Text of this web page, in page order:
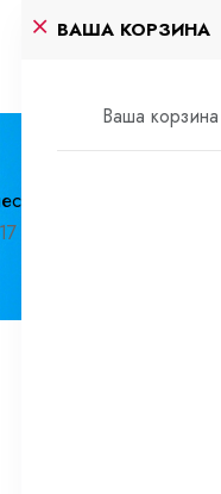
ВАША КОРЗИНА
Ваша корзина
изделия
нерж СМО (INOX)